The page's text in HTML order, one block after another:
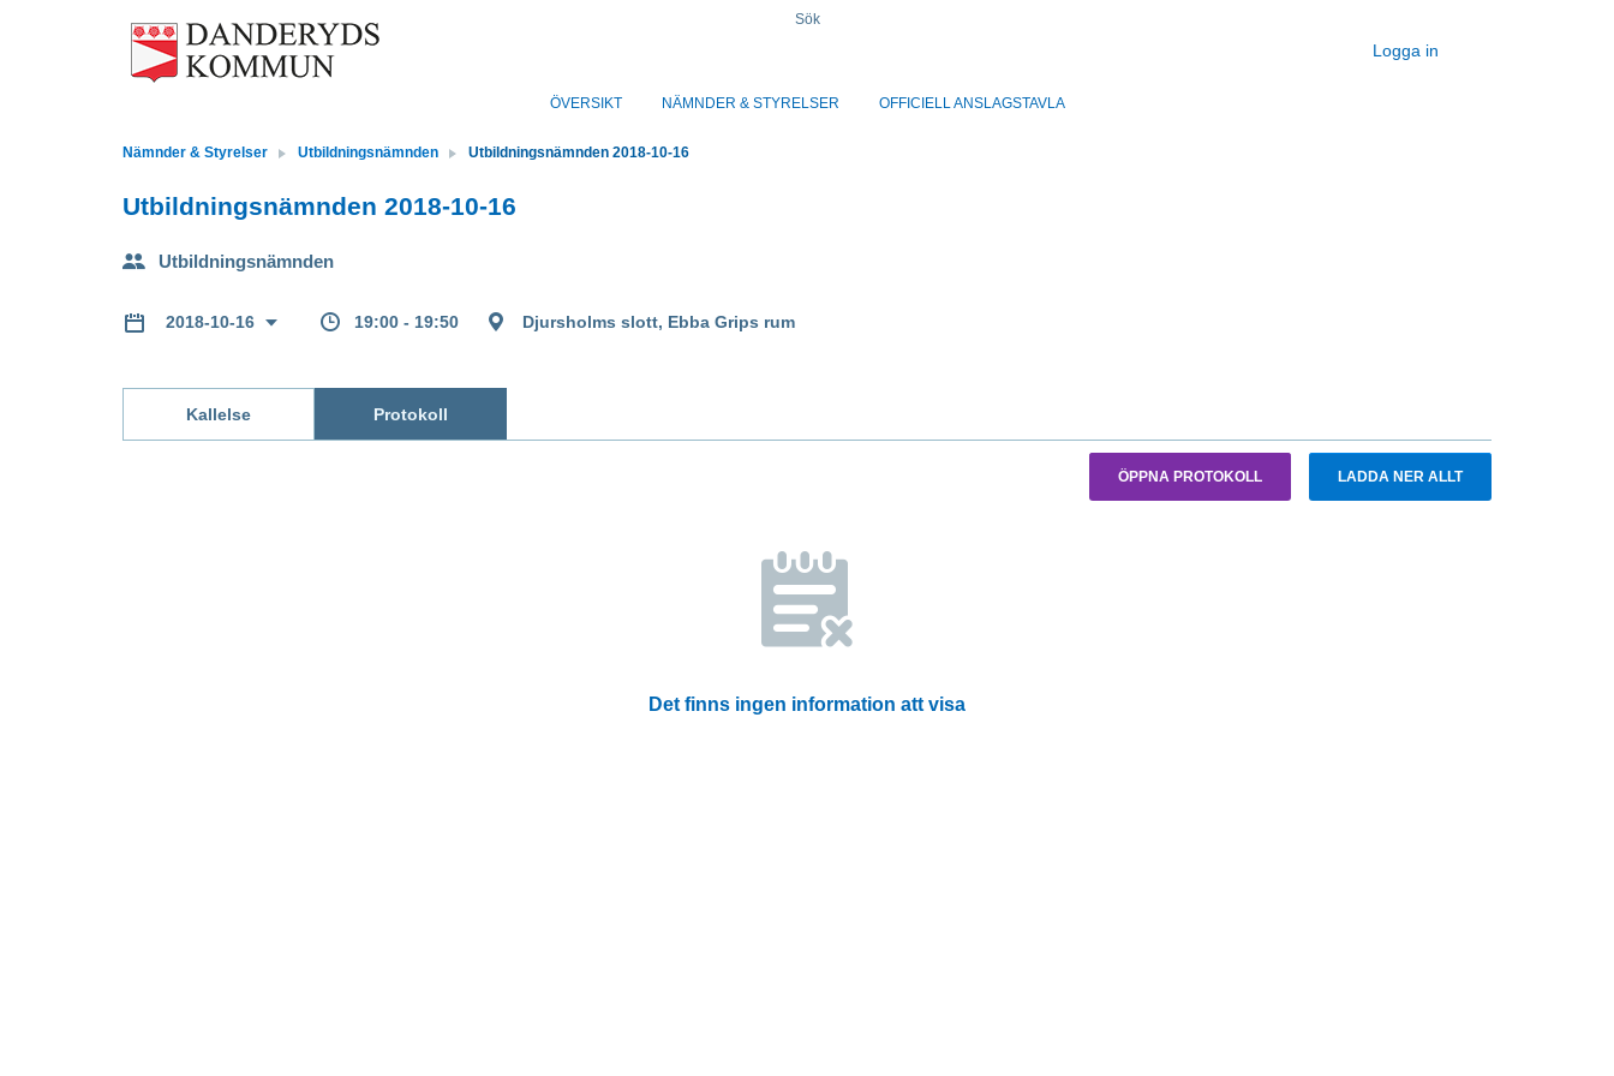
Sök
Logga in
ÖVERSIKT NÄMNDER & STYRELSER OFFICIELL ANSLAGSTAVLA
Nämnder & Styrelser Utbildningsnämnden Utbildningsnämnden 2018-10-16
Utbildningsnämnden 2018-10-16
Utbildningsnämnden
2018-10-16 19:00 - 19:50 Djursholms slott, Ebba Grips rum
Kallelse Protokoll
ÖPPNA PROTOKOLL LADDA NER ALLT
Det finns ingen information att visa